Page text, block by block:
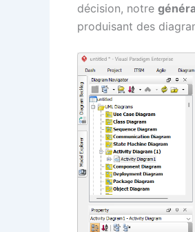
décision, notre
produisant des